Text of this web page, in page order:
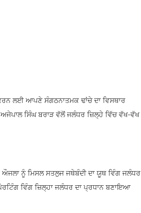
ਲਈ ਆਪਣੇ ਸੰਗਠਨਾਤਮਕ ਢਾਂਚੇ ਦਾ ਵਿਸਥਾਰ
ਸਿੰਘ ਬਰਾੜ ਵੱਲੋਂ ਜਲੰਧਰ ਜ਼ਿਲ੍ਹੇ ਵਿੱਚ ਵੱਖ-ਵੱਖ
ਨੂੰ ਮਿਸਲ ਸਤਲੁਜ ਜਥੇਬੰਦੀ ਦਾ ਯੂਥ ਵਿੰਗ ਜਲੰਧਰ
ਵਿੰਗ ਜ਼ਿਲ੍ਹਾ ਜਲੰਧਰ ਦਾ ਪ੍ਰਧਾਨ ਬਣਾਇਆ